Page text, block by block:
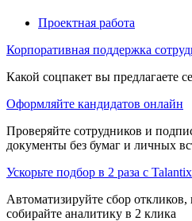
Проектная работа
Корпоративная поддержка
Какой соцпакет вы предлагаете
Оформляйте кандидатов онлайн
Проверяйте сотрудников и
документы без бумаг и личных
Ускорьте подбор в 2 раза с Talantix
Автоматизируйте сбор откликов,
собирайте аналитику в 2 клика